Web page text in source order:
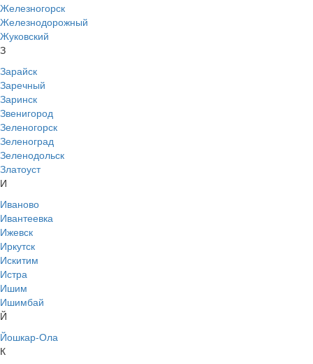
Железногорск
Железнодорожный
Жуковский
З
Зарайск
Заречный
Заринск
Звенигород
Зеленогорск
Зеленоград
Зеленодольск
Златоуст
И
Иваново
Ивантеевка
Ижевск
Иркутск
Искитим
Истра
Ишим
Ишимбай
Й
Йошкар-Ола
К